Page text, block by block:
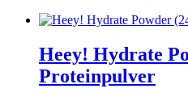
Heey! Hydrate
Proteinpulver